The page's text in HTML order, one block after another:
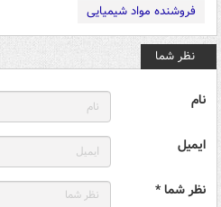
فروشنده مواد شیمیایی
نظر شما
نام
ایمیل
نظر شما *